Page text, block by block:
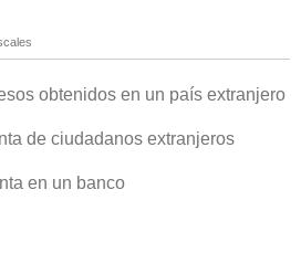
obtenidos en un país extranjero
de ciudadanos extranjeros
en un banco